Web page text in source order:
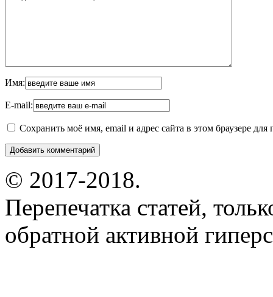
Имя:
E-mail:
Сохранить моё имя, email и адрес сайта в этом браузере
© 2017-2018.
Перепечатка статей,
обратной активной